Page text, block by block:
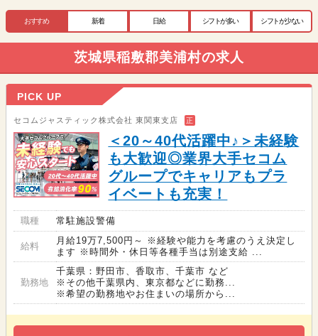
おすすめ 新着 日給 シフトが多い シフトが少ない
茨城県稲敷郡美浦村の求人
PICK UP
セコムジャスティック株式会社 東関東支店 正
＜20～40代活躍中♪＞未経験
も大歓迎◎業界大手セコム
グループでキャリアもプラ
イベートも充実！
職種 常駐施設警備
給料
月給19万7,500円～ ※経験や能力を考慮のうえ決定し
ます ※時間外・休日等各種手当は別途支給 ...
勤務地
千葉県：野田市、香取市、千葉市 など
※その他千葉県内、東京都などに勤務...
※希望の勤務地やお住まいの場所から...